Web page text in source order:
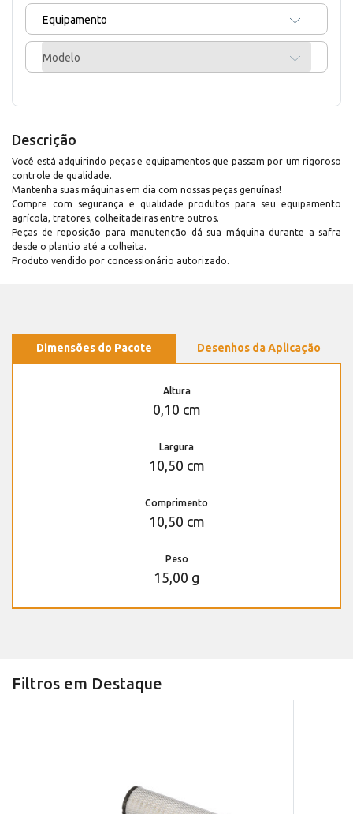
Equipamento
Modelo
Descrição
Você está adquirindo peças e equipamentos que passam por um rigoroso
controle de qualidade.
Mantenha suas máquinas em dia com nossas peças genuínas!
Compre com segurança e qualidade produtos para seu equipamento
agrícola, tratores, colheitadeiras entre outros.
Peças de reposição para manutenção dá sua máquina durante a safra
desde o plantio até a colheita.
Produto vendido por concessionário autorizado.
Dimensões do Pacote Desenhos da Aplicação
Altura
0,10 cm
Largura
10,50 cm
Comprimento
10,50 cm
Peso
15,00 g
Filtros em Destaque